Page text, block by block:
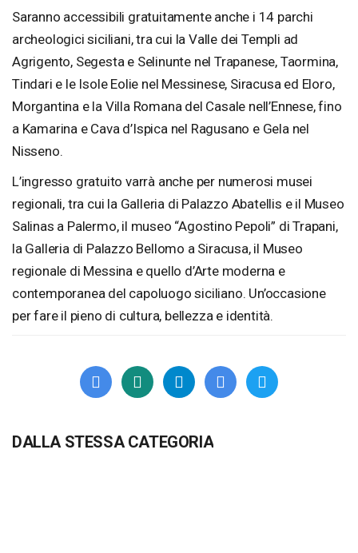
Saranno accessibili gratuitamente anche i 14 parchi
archeologici siciliani, tra cui la Valle dei Templi ad
Agrigento, Segesta e Selinunte nel Trapanese, Taormina,
Tindari e le Isole Eolie nel Messinese, Siracusa ed Eloro,
Morgantina e la Villa Romana del Casale nell’Ennese, fino
a Kamarina e Cava d’Ispica nel Ragusano e Gela nel
Nisseno.
L’ingresso gratuito varrà anche per numerosi musei
regionali, tra cui la Galleria di Palazzo Abatellis e il Museo
Salinas a Palermo, il museo “Agostino Pepoli” di Trapani,
la Galleria di Palazzo Bellomo a Siracusa, il Museo
regionale di Messina e quello d’Arte moderna e
contemporanea del capoluogo siciliano. Un’occasione
per fare il pieno di cultura, bellezza e identità.
DALLA STESSA CATEGORIA